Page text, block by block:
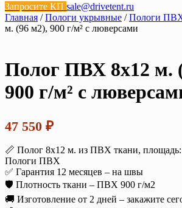
Запросите КП sale@drivetent.ru
Главная /Пологи укрывные /Пологи
м. (96 м2), 900 г/м² с люверсами
Полог ПВХ 8х12 м.
900 г/м² с
47 550 ₽
📏 Полог 8х12 м. из ПВХ ткани, площадь:
Пологи ПВХ
✅ Гарантия 12 месяцев – на швы
🛡️ Плотность ткани – ПВХ 900 г/м2
🚚 Изготовление от 2 дней – закажите